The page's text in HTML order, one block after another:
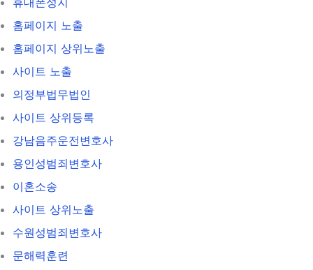
홈페이지 노출
홈페이지 상위노출
사이트 노출
의정부법무법인
사이트 상위등록
강남음주운전변호사
용인성범죄변호사
이혼소송
사이트 상위노출
수원성범죄변호사
문해력훈련